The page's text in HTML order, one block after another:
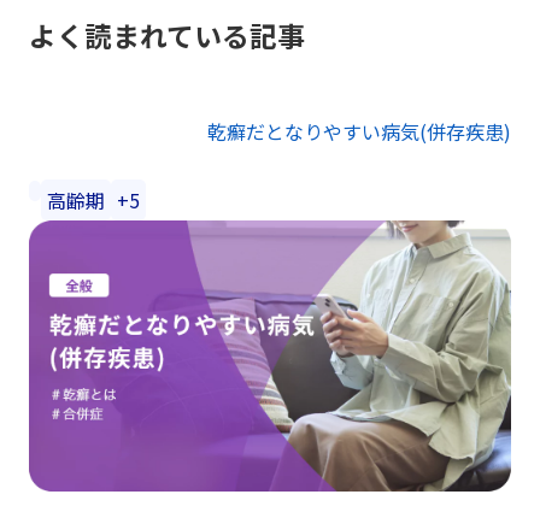
よく読まれている記事
乾癬だとなりやすい病気(併存疾患)
高齢期 +5